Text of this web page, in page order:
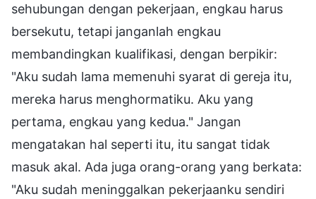
sehubungan dengan pekerjaan, engkau harus
bersekutu, tetapi janganlah engkau
membandingkan kualifikasi, dengan berpikir:
"Aku sudah lama memenuhi syarat di gereja itu,
mereka harus menghormatiku. Aku yang
pertama, engkau yang kedua." Jangan
mengatakan hal seperti itu, itu sangat tidak
masuk akal. Ada juga orang-orang yang berkata:
"Aku sudah meninggalkan pekerjaanku sendiri